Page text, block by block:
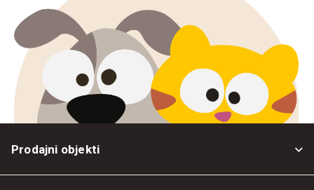
Prodajni objekti